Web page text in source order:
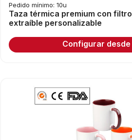
Pedido mínimo: 10u
Taza térmica premium con filtro
extraíble personalizable
Configurar desde